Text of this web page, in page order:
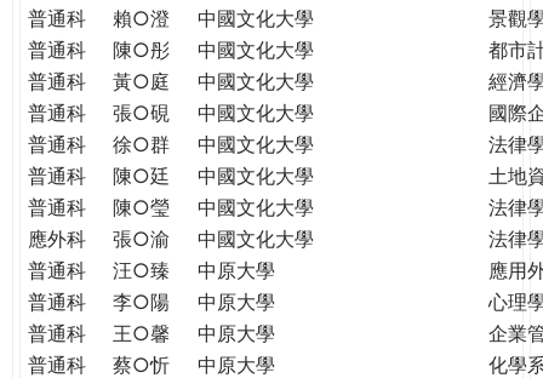
普通科
賴○澄 中國文化大學
景觀
普通科
陳○彤 中國文化大學
都市
普通科
黃○庭 中國文化大學
經濟
普通科
張○硯 中國文化大學
國際
普通科
徐○群 中國文化大學
法律
普通科
陳○廷 中國文化大學
土地
普通科
陳○瑩 中國文化大學
法律
應外科
張○渝 中國文化大學
法律
普通科
汪○臻 中原大學
應用
普通科
李○陽 中原大學
心理
普通科
王○馨 中原大學
企業
普通科
蔡○忻 中原大學
化學